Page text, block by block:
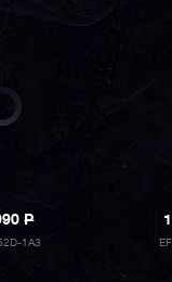
P
1A3